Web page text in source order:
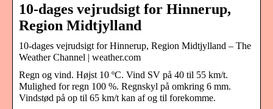
10-dages vejrudsigt for Hinnerup,
Region Midtjylland
10-dages vejrudsigt for Hinnerup, Region Midtjylland – The
Weather Channel | weather.com
Regn og vind. Højst 10 ºC. Vind SV på 40 til 55 km/t.
Mulighed for regn 100 %. Regnskyl på omkring 6 mm.
Vindstød på op til 65 km/t kan af og til forekomme.